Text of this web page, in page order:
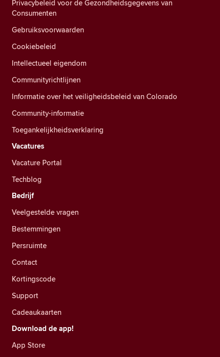
Privacybeleid voor de Gezondheidsgegevens van
Consumenten
Gebruiksvoorwaarden
Cookiebeleid
Intellectueel eigendom
Communityrichtlijnen
Informatie over het veiligheidsbeleid van Colorado
Community-informatie
Toegankelijkheidsverklaring
Vacatures
Vacature Portal
Techblog
Bedrijf
Veelgestelde vragen
Bestemmingen
Persruimte
Contact
Kortingscode
Support
Cadeaukaarten
Download de app!
App Store